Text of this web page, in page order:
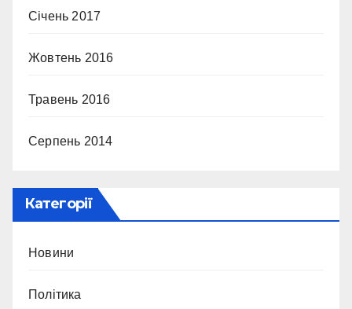
Січень 2017
Жовтень 2016
Травень 2016
Серпень 2014
Категорії
Новини
Політика